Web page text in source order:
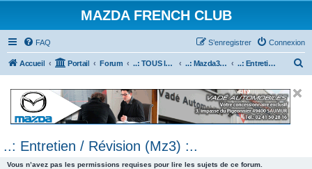
MAZDA FRENCH CLUB
FAQ Connexion
S’enregistrer
Accueil Portail Forum ..: TOUS les Véhicules MAZDA :.. ..: Mazda3 :.. ..: Entretien / Révision (Mz3) :..
..: Entretien / Révision (Mz3) :..
Vous n’avez pas les permissions requises pour lire les sujets de ce forum.